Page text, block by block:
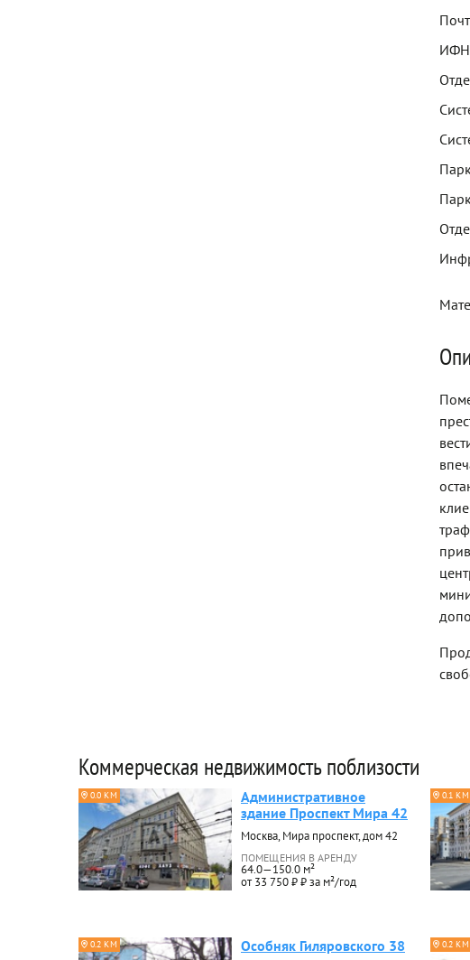
Коммерческая недвижимость поблизости
0.0 КМ
Административное
здание Проспект Мира 42
Москва, Мира проспект, дом 42
ПОМЕЩЕНИЯ В АРЕНДУ
64.0—150.0 м²
от 33 750 ₽ ₽ за м²/год
0.1 КМ
0.2 КМ Особняк Гиляровского 38 0.2 КМ